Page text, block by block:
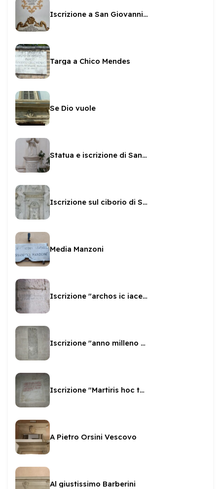
Iscrizione a San Giovanni vescovo in San Pietro
Targa a Chico Mendes
Se Dio vuole
Statua e iscrizione di San Brizio in San Pietro
Iscrizione sul ciborio di San Gregorio
Media Manzoni
Iscrizione "archos ic iacens adam"
Iscrizione "anno milleno sexto"
Iscrizione "Martiris hoc templum"
A Pietro Orsini Vescovo
Al giustissimo Barberini